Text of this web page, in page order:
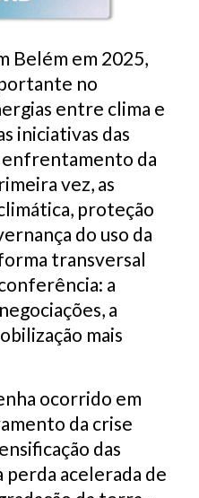
Belém em 2025,
no
entre clima e
iniciativas das
enfrentamento da
vez, as
proteção
do uso da
transversal
a
a
mais
ocorrido em
da crise
das
perda acelerada de